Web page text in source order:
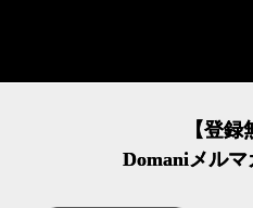
【登録
Domaniメル